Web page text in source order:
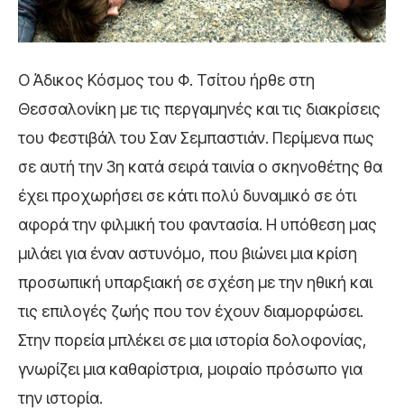
ΟΆδικος Κόσμοςτου Φ. Τσίτου ήρθε στη
Θεσσαλονίκη με τις περγαμηνές και τις διακρίσεις
του Φεστιβάλ του Σαν Σεμπαστιάν. Περίμενα πως
σε αυτή την 3η κατά σειρά ταινία ο σκηνοθέτης θα
έχει προχωρήσει σε κάτι πολύ δυναμικό σε ότι
αφορά την φιλμική του φαντασία. Η υπόθεση μας
μιλάει για έναν αστυνόμο, που βιώνει μια κρίση
προσωπική υπαρξιακή σε σχέση με την ηθική και
τις επιλογές ζωής που τον έχουν διαμορφώσει.
Στην πορεία μπλέκει σε μια ιστορία δολοφονίας,
γνωρίζει μια καθαρίστρια, μοιραίο πρόσωπο για
την ιστορία.